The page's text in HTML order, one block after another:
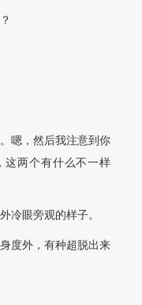
嗯，然后我注意到你
这两个有什么不一样
冷眼旁观的样子。
度外，有种超脱出来